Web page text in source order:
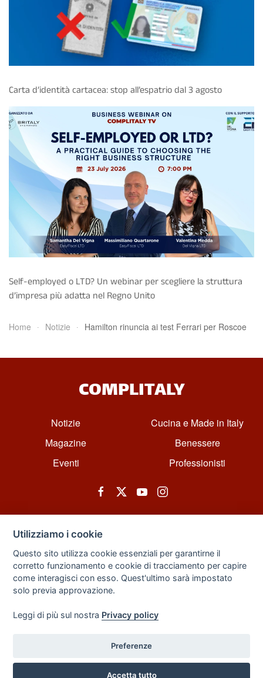
Carta d’identità cartacea: stop all’espatrio dal 3 agosto
Self-employed o LTD? Un webinar per scegliere la struttura
d’impresa più adatta nel Regno Unito
Home Notizie Hamilton rinuncia ai test Ferrari per Roscoe
COMPLITALY
Notizie
Magazine
Eventi
Cucina e Made in Italy
Benessere
Professionisti
© All rights reserved. Powered by Zarix Solution LTD, Forest House
Business Centre, 8 Gainsborough Road, London, England, E11 1HT.
Privacy Policy |Sitemap
Utilizziamo i cookie
Questo sito utilizza cookie essenziali per garantirne il
corretto funzionamento e cookie di tracciamento per capire
come interagisci con esso. Quest'ultimo sarà impostato
solo previa approvazione.
Leggi di più sul nostra Privacy policy
Preferenze
Accetta tutto